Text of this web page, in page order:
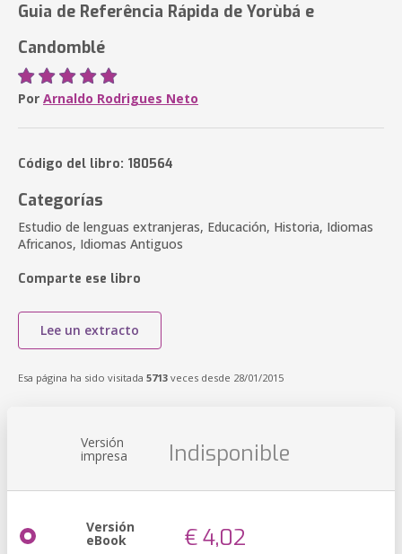
Guia de Referência Rápida de Yorùbá e
Candomblé
Por Arnaldo Rodrigues Neto
Código del libro: 180564
Categorías
Estudio de lenguas extranjeras, Educación, Historia, Idiomas
Africanos, Idiomas Antiguos
Comparte ese libro
Lee un extracto
Esa página ha sido visitada 5713 veces desde 28/01/2015
Versión
impresa Indisponible
Versión
eBook € 4,02